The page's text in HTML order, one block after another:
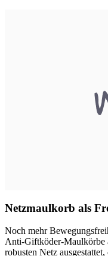
Netzmaulkorb als
Noch mehr
Anti-Giftköder-Maulkörbe
robusten Netz